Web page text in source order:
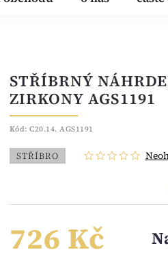
STŘÍBRNÝ
ZIRKONY AGS1191
Kód: C20.14. AGS1191
STŘÍBRO
726 Kč